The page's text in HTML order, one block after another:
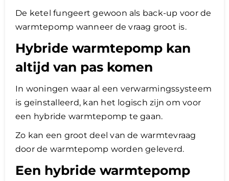
De ketel fungeert gewoon als back-up voor de
warmtepomp wanneer de vraag groot is.
Hybride warmtepomp kan
altijd van pas komen
In woningen waar al een verwarmingssysteem
is geïnstalleerd, kan het logisch zijn om voor
een hybride warmtepomp te gaan.
Zo kan een groot deel van de warmtevraag
door de warmtepomp worden geleverd.
Een hybride warmtepomp